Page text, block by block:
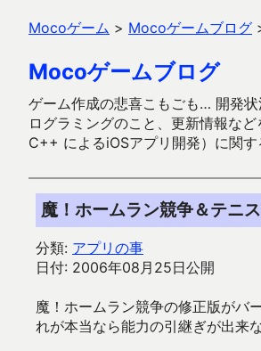
Mocoゲーム > Mocoゲームブログ
Mocoゲームブログ
ゲーム作成の悲喜こもごも… 開発
ログラミングのこと、更新情報な
C++ によるiOSアプリ開発）に関す
魔！ホームラン競争＆テニ
分類: アプリの事
日付: 2006年08月25日公開
魔！ホームラン競争の修正版がバ
れが本当なら能力の引継ぎが出来